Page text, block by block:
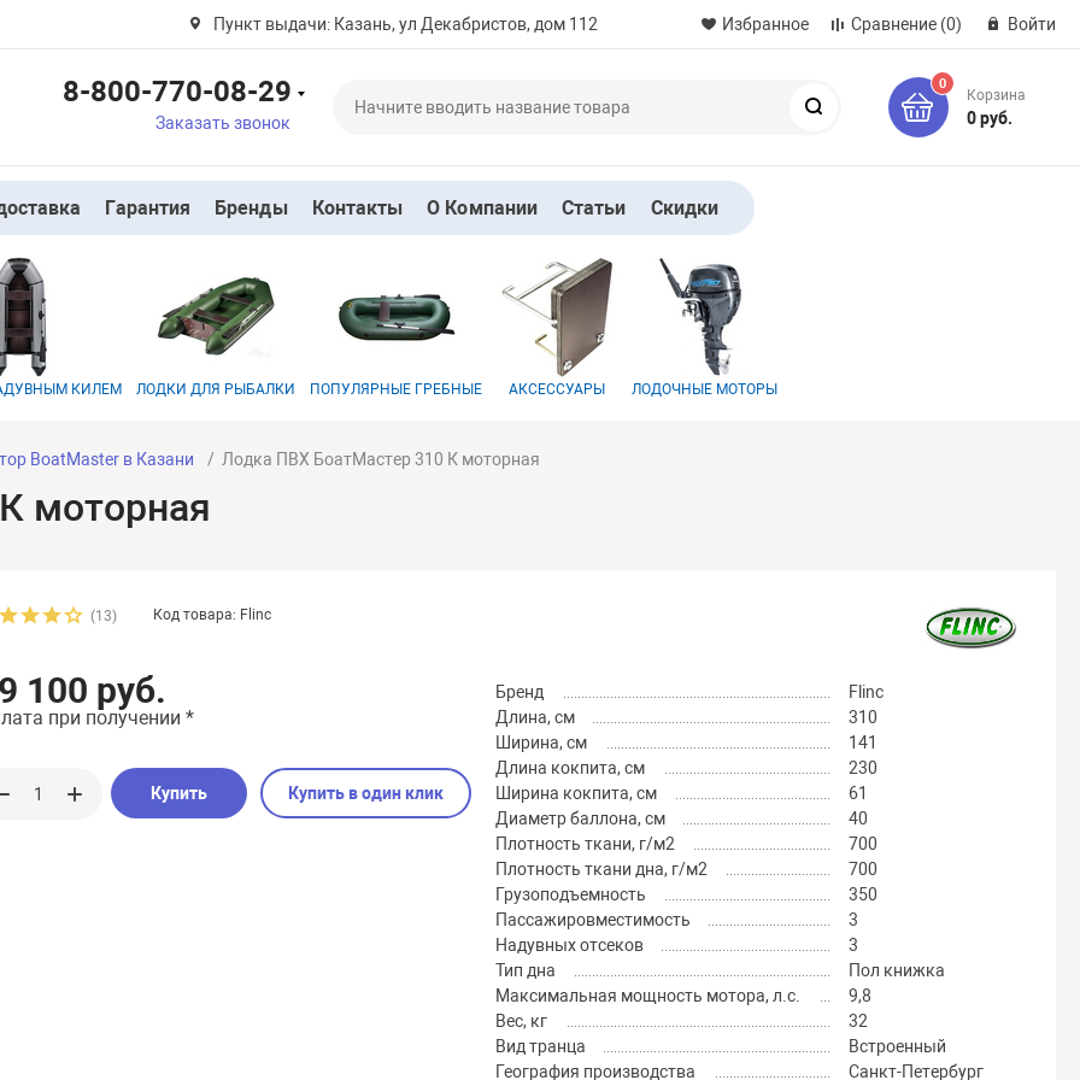
Пункт выдачи: Казань, ул Декабристов, дом 112 Избранное Сравнение (0) Войти
8-800-770-08-29
Заказать звонок
0
Корзина
0 руб.
Гарантия Бренды Контакты О Компании Статьи Скидки
КИЛЕМ ЛОДКИ ДЛЯ РЫБАЛКИ ПОПУЛЯРНЫЕ ГРЕБНЫЕ АКСЕССУАРЫ ЛОДОЧНЫЕ МОТОРЫ
BoatMaster в Казани Лодка ПВХ БоатМастер 310 К моторная
моторная
(13) Код товара: Flinc
100 руб.
при получении *
Купить Купить в один клик
Бренд
Flinc
Длина, см
310
Ширина, см
141
Длина кокпита, см
230
Ширина кокпита, см
61
Диаметр баллона, см
40
Плотность ткани, г/м2
700
Плотность ткани дна, г/м2
700
Грузоподъемность
350
Пассажировместимость
3
Надувных отсеков
3
Тип дна
Пол книжка
Максимальная мощность мотора, л.с.
9,8
Вес, кг
32
Вид транца
Встроенный
География производства
Санкт-Петербург